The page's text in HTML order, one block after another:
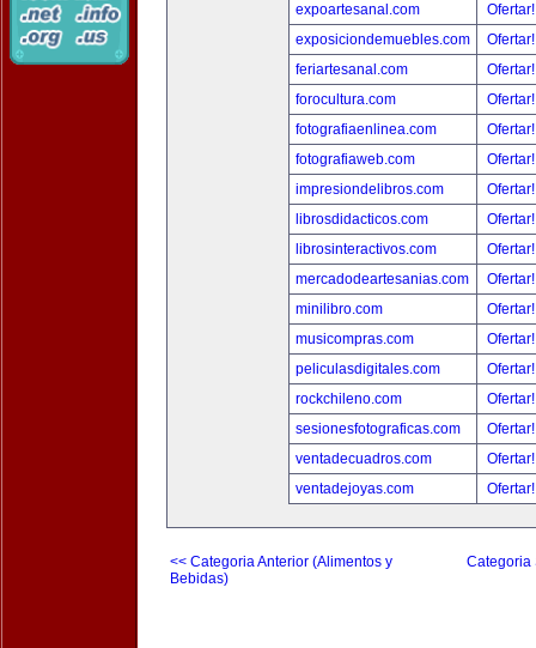
expoartesanal.com
exposiciondemuebles.com
feriartesanal.com
forocultura.com
fotografiaenlinea.com
fotografiaweb.com
impresiondelibros.com
librosdidacticos.com
librosinteractivos.com
mercadodeartesanias.com
minilibro.com
musicompras.com
peliculasdigitales.com
rockchileno.com
sesionesfotograficas.com
ventadecuadros.com
ventadejoyas.com
<< Categoria Anterior (Alimentos y
Bebidas)
Categoria